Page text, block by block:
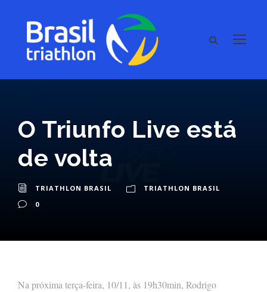
O Triunfo Live está
de volta
TRIATHLON BRASIL
TRIATHLON BRASIL
0
Na próxima terça-feira, 10/11, às 19h30min, Rodrigo